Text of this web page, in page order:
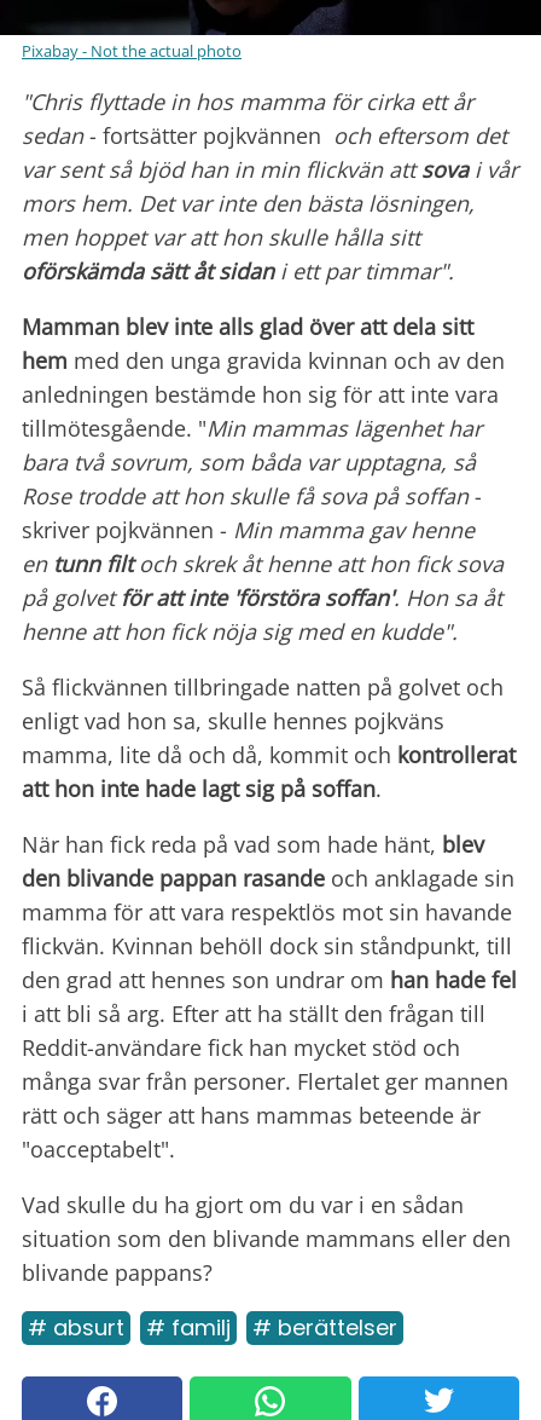
Pixabay - Not the actual photo
"Chris flyttade in hos mamma för cirka ett år
sedan- fortsätter pojkvännen och eftersom det
var sent så bjöd han in min flickvän attsova i vår
mors hem. Det var inte den bästa lösningen,
men hoppet var att hon skulle hålla sitt
oförskämda sätt åt sidani ett par timmar".
Mamman blev inte alls glad över att dela sitt
hem med den unga gravida kvinnan och av den
anledningen bestämde hon sig för att inte vara
tillmötesgående. "Min mammas lägenhet har
bara två sovrum, som båda var upptagna, så
Rose trodde att hon skulle få sova på soffan-
skriver pojkvännen - Min mamma gav henne
en tunn filtoch skrek åt henne att hon fick sova
på golvetför att inte 'förstöra soffan'. Hon sa åt
henne att hon fick nöja sig med en kudde".
Så flickvännen tillbringade natten på golvet och
enligt vad hon sa, skulle hennes pojkväns
mamma, lite då och då, kommit och kontrollerat
att hon inte hade lagt sig på soffan.
När han fick reda på vad som hade hänt, blev
den blivande pappan rasande och anklagade sin
mamma för att vara respektlös mot sin havande
flickvän. Kvinnan behöll dock sin ståndpunkt, till
den grad att hennes son undrar om han hade fel
i att bli så arg. Efter att ha ställt den frågan till
Reddit-användare fick han mycket stöd och
många svar från personer. Flertalet ger mannen
rätt och säger att hans mammas beteende är
"oacceptabelt".
Vad skulle du ha gjort om du var i en sådan
situation som den blivande mammans eller den
blivande pappans?
# absurt # familj # berättelser